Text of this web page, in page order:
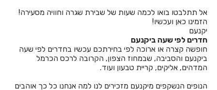
חדרים לפי שעה בבאר שבע
חדרים לפי שעה בבורגתה
חדרים לפי שעה בבית אלעזרי
חדרים לפי שעה בבית אלפא
אל תתלבטו בואו לכמה שעות של שבירת שגרה וחוויה מסעירה!
הזמינו כאן ועכשיו!
יקנעם
חדרים לפי שעה ביקנעם
חופשה קצרה או ארוכה לפי בחירתכם עכשיו בחדרים לפי שעה
ביקנעם והסביבה, שבמחוז הצפון, הקרובה לרכס הכרמל
המדהים, אליקים, קריית טבעון ועוד.
הנופים הנשקפים מיקנעם מזכירים לנו למה אנחנו כל כך אוהבים